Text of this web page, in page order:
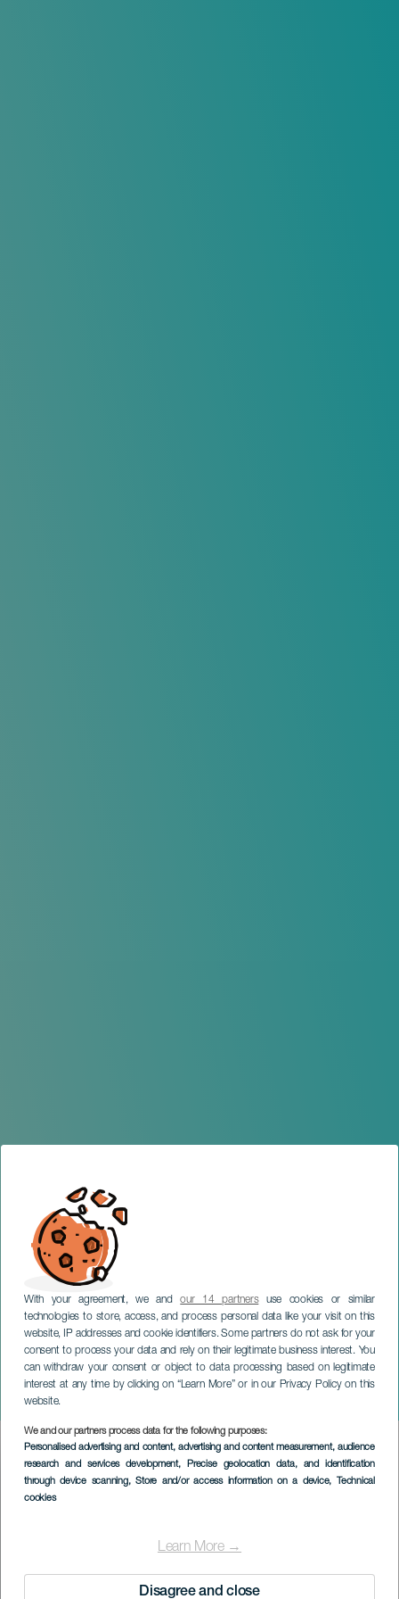
With your agreement, we andour 14 partnersuse cookies or similar
technologies to store, access, and process personal data like your visit on this
website, IP addresses and cookie identifiers. Some partners do not ask for your
consent to process your data and rely on their legitimate business interest. You
can withdraw your consent or object to data processing based on legitimate
interest at any time by clicking on “Learn More” or in our Privacy Policy on this
website.
We and our partners process data for the following purposes:
Personalised advertising and content, advertising and content measurement, audience
research and services development, Precise geolocation data, and identification
through device scanning, Store and/or access information on a device, Technical
cookies
Learn More →
Disagree and close
Klassiker mit Humor
GRAN CANARIA
Imagen
Listado